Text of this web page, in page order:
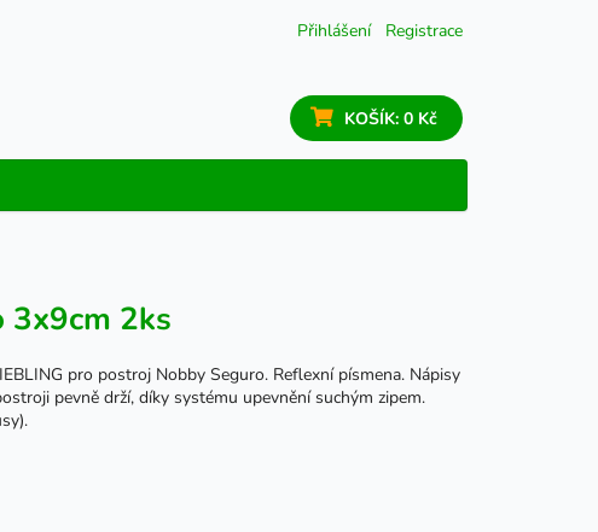
Přihlášení Registrace
KOŠÍK: 0 Kč
3x9cm 2ks
pro postroj Nobby Seguro. Reflexní písmena. Nápisy
pevně drží, díky systému upevnění suchým zipem.